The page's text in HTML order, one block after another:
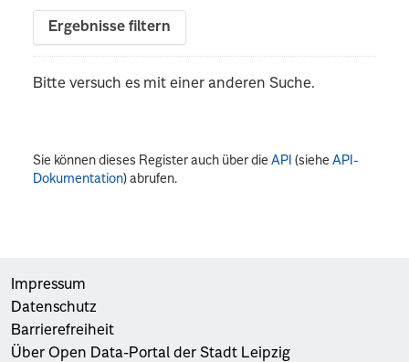
Ergebnisse filtern
Bitte versuch es mit einer anderen Suche.
Sie können dieses Register auch über dieAPI (sieheAPI-
Dokumentation) abrufen.
Impressum
Datenschutz
Barrierefreiheit
Über Open Data-Portal der Stadt Leipzig